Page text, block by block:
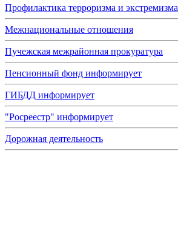
Профилактика терроризма и экстремизма
Межнациональные отношения
Пучежская межрайонная прокуратура
Пенсионный фонд информирует
ГИБДД информирует
"Росреестр" информирует
Дорожная деятельность